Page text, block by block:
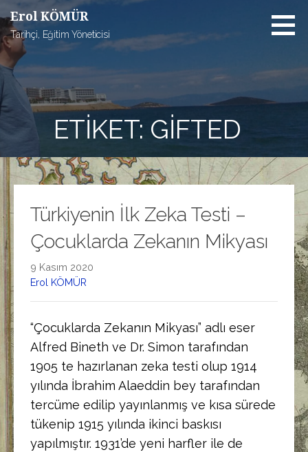
İçeriğe
atla
Erol KÖMÜR
Tarihçi, Eğitim Yöneticisi
ETIKET: GIFTED
Türkiyenin İlk Zeka Testi –
Çocuklarda Zekanın Mikyası
9 Kasım 2020
Erol KÖMÜR
“Çocuklarda Zekanın Mikyası” adlı eser
Alfred Bineth ve Dr. Simon tarafından
1905 te hazırlanan zeka testi olup 1914
yılında İbrahim Alaeddin bey tarafından
tercüme edilip yayınlanmış ve kısa sürede
tükenip 1915 yılında ikinci baskısı
yapılmıştır. 1931’de yeni harfler ile de